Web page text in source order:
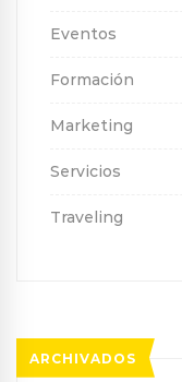
Eventos
Formación
Marketing
Servicios
Traveling
ARCHIVADOS